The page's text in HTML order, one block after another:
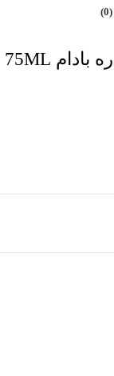
کرم دست و صورت تیوپی با عصاره بادام 75ML